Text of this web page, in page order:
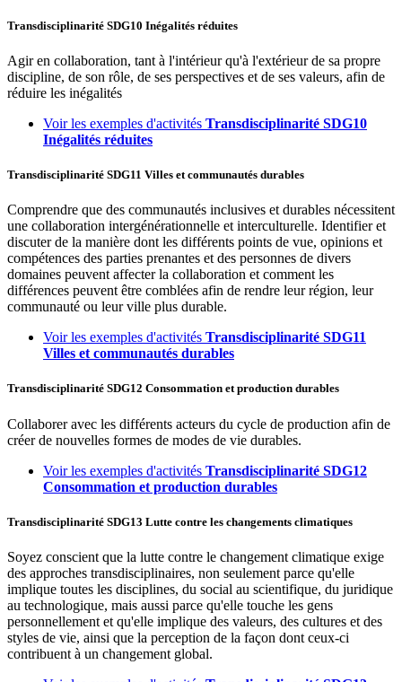
Transdisciplinarité SDG10 Inégalités réduites
Agir en collaboration, tant à l'intérieur qu'à l'extérieur de sa propre
discipline, de son rôle, de ses perspectives et de ses valeurs, afin de
réduire les inégalités
Voir les exemples d'activités Transdisciplinarité SDG10
Inégalités réduites
Transdisciplinarité SDG11 Villes et communautés durables
Comprendre que des communautés inclusives et durables nécessitent
une collaboration intergénérationnelle et interculturelle. Identifier et
discuter de la manière dont les différents points de vue, opinions et
compétences des parties prenantes et des personnes de divers
domaines peuvent affecter la collaboration et comment les
différences peuvent être comblées afin de rendre leur région, leur
communauté ou leur ville plus durable.
Voir les exemples d'activités Transdisciplinarité SDG11
Villes et communautés durables
Transdisciplinarité SDG12 Consommation et production durables
Collaborer avec les différents acteurs du cycle de production afin de
créer de nouvelles formes de modes de vie durables.
Voir les exemples d'activités Transdisciplinarité SDG12
Consommation et production durables
Transdisciplinarité SDG13 Lutte contre les changements climatiques
Soyez conscient que la lutte contre le changement climatique exige
des approches transdisciplinaires, non seulement parce qu'elle
implique toutes les disciplines, du social au scientifique, du juridique
au technologique, mais aussi parce qu'elle touche les gens
personnellement et qu'elle implique des valeurs, des cultures et des
styles de vie, ainsi que la perception de la façon dont ceux-ci
contribuent à un changement global.